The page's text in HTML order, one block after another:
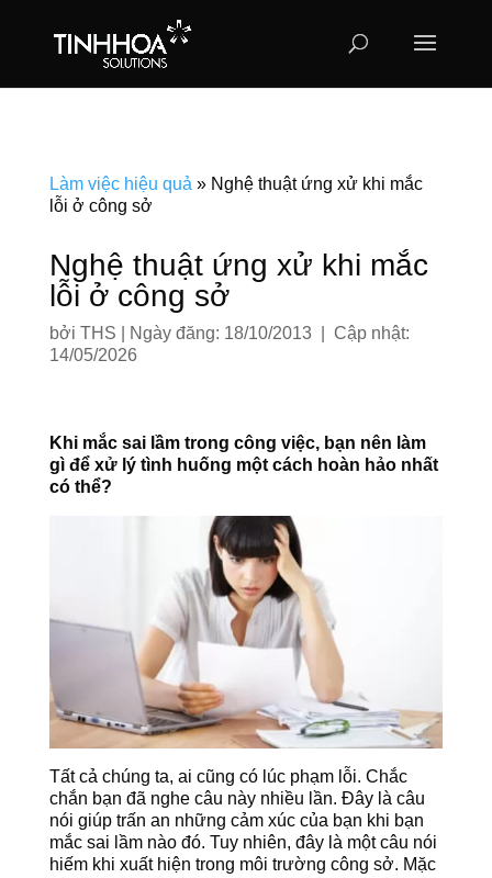
Làm việc hiệu quả » Nghệ thuật ứng xử khi mắc
lỗi ở công sở
Nghệ thuật ứng xử khi mắc
lỗi ở công sở
bởi THS
Ngày đăng: 18/10/2013 | Cập nhật:
14/05/2026
Khi mắc sai lầm trong công việc, bạn nên làm
gì để xử lý tình huống một cách hoàn hảo nhất
có thể?
Tất cả chúng ta, ai cũng có lúc phạm lỗi. Chắc
chắn bạn đã nghe câu này nhiều lần. Đây là câu
nói giúp trấn an những cảm xúc của bạn khi bạn
mắc sai lầm nào đó. Tuy nhiên, đây là một câu nói
hiếm khi xuất hiện trong môi trường công sở. Mặc